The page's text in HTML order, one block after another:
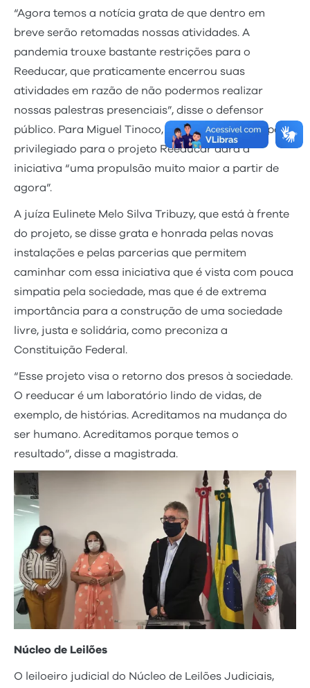
“Agora temos a notícia grata de que dentro em
breve serão retomadas nossas atividades. A
pandemia trouxe bastante restrições para o
Reeducar, que praticamente encerrou suas
atividades em razão de não podermos realizar
nossas palestras presenciais”, disse o defensor
público. Para Miguel Tinoco, a criação de um espaço
privilegiado para o projeto Reeducar dará à
iniciativa “uma propulsão muito maior a partir de
agora”.
A juíza Eulinete Melo Silva Tribuzy, que está à frente
do projeto, se disse grata e honrada pelas novas
instalações e pelas parcerias que permitem
caminhar com essa iniciativa que é vista com pouca
simpatia pela sociedade, mas que é de extrema
importância para a construção de uma sociedade
livre, justa e solidária, como preconiza a
Constituição Federal.
“Esse projeto visa o retorno dos presos à sociedade.
O reeducar é um laboratório lindo de vidas, de
exemplo, de histórias. Acreditamos na mudança do
ser humano. Acreditamos porque temos o
resultado”, disse a magistrada.
Núcleo de Leilões
O leiloeiro judicial do Núcleo de Leilões Judiciais,